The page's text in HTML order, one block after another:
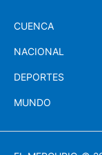
CUENCA
NACIONAL
DEPORTES
MUNDO